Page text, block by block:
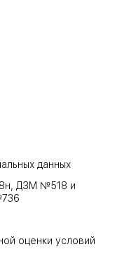
данных
ДЗМ №518 и
оценки условий